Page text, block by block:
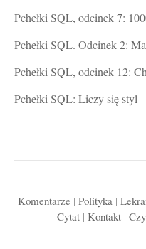
Pchełki SQL, odcinek 7:
Pchełki SQL. Odcinek 2:
Pchełki SQL, odcinek 12:
Pchełki SQL: Liczy się styl
Komentarze | Polityka|
Cytat| Kontakt|